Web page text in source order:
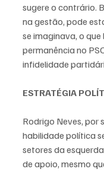
sugere o contrário.
na gestão, pode
se imaginava, o
permanência no
infidelidade
ESTRATÉGIA
Rodrigo Neves, por
habilidade política
setores da
de apoio, mesmo